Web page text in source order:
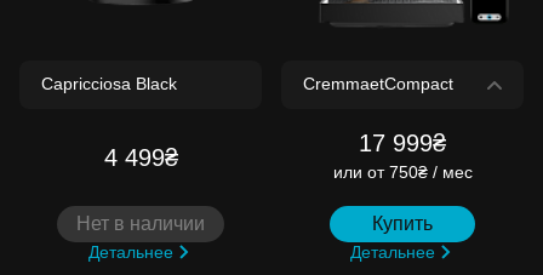
4 499₴
Нет в наличии
Детальнее
17 999₴
или от 750₴ / мес
Купить
Детальнее